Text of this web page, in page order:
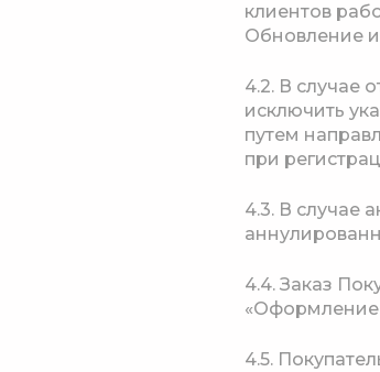
клиентов
Обновление
4.2. В случае
исключить
путем
при
4.3. В случае
4.4. Заказ
«Оформление
4.5.